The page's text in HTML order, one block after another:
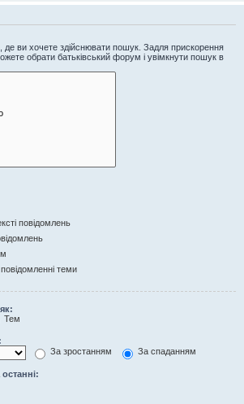
ви хочете здійснювати пошук. Задля прискорення
обрати батьківський форум і увімкнути пошук в
повідомлень
теми
Тем
За зростанням
За спаданням